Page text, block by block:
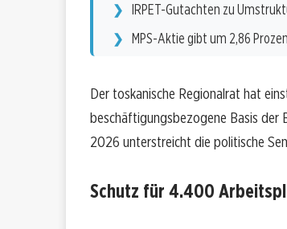
IRPET-Gutachten zu
MPS-Aktie gibt um 2,86
Der toskanische Regionalrat hat
beschäftigungsbezogene Basis der
2026 unterstreicht die politische
Schutz für 4.400